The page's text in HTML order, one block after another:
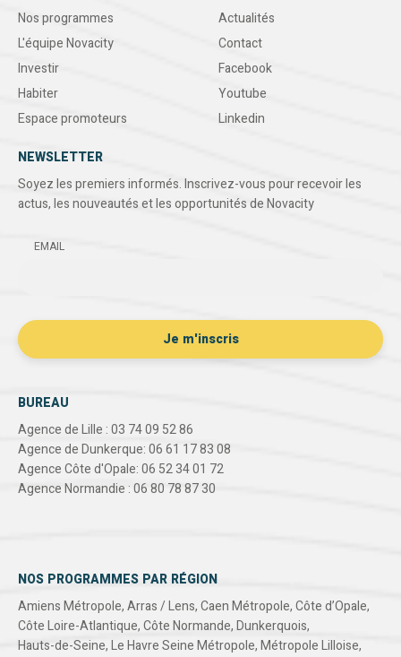
Nos programmes
L'équipe Novacity
Investir
Habiter
Espace promoteurs
Actualités
Contact
Facebook
Youtube
Linkedin
NEWSLETTER
Soyez les premiers informés. Inscrivez-vous pour recevoir les
actus, les nouveautés et les opportunités de Novacity
EMAIL
BUREAU
Agence de Lille : 03 74 09 52 86
Agence de Dunkerque: 06 61 17 83 08
Agence Côte d'Opale: 06 52 34 01 72
Agence Normandie : 06 80 78 87 30
NOS PROGRAMMES PAR RÉGION
Amiens Métropole,Arras / Lens,Caen Métropole,Côte d’Opale,
Côte Loire-Atlantique,Côte Normande,Dunkerquois,
Hauts-de-Seine,Le Havre Seine Métropole,Métropole Lilloise,